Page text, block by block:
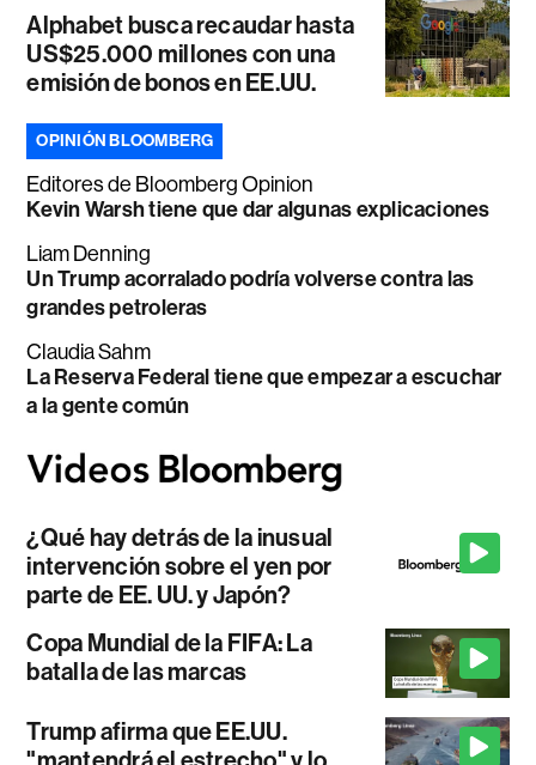
Alphabet busca recaudar hasta
US$25.000 millones con una
emisión de bonos en EE.UU.
OPINIÓN BLOOMBERG
Editores de Bloomberg Opinion
Kevin Warsh tiene que dar algunas explicaciones
Liam Denning
Un Trump acorralado podría volverse contra las
grandes petroleras
Claudia Sahm
La Reserva Federal tiene que empezar a escuchar
a la gente común
¿Qué hay detrás de la inusual
intervención sobre el yen por
parte de EE. UU. y Japón?
Copa Mundial de la FIFA: La
batalla de las marcas
Trump afirma que EE.UU.